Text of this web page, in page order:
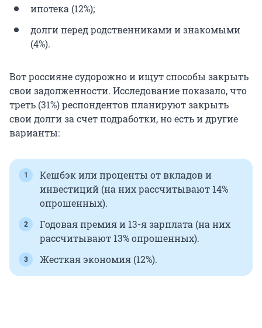
ипотека (12%);
долги перед родственниками и знакомыми
(4%).
Вот россияне судорожно и ищут способы закрыть
свои задолженности. Исследование показало, что
треть (31%) респондентов планируют закрыть
свои долги за счет подработки, но есть и другие
варианты:
Кешбэк или проценты от вкладов и
инвестиций (на них рассчитывают 14%
опрошенных).
Годовая премия и 13-я зарплата (на них
рассчитывают 13% опрошенных).
Жесткая экономия (12%).